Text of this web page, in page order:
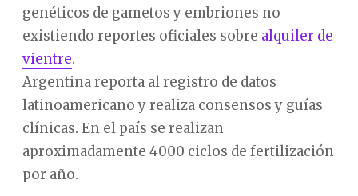
genéticos de gametos y embriones no
existiendo reportes oficiales sobre alquiler de
vientre.
Argentina reporta al registro de datos
latinoamericano y realiza consensos y guías
clínicas. En el país se realizan
aproximadamente 4000 ciclos de fertilización
por año.